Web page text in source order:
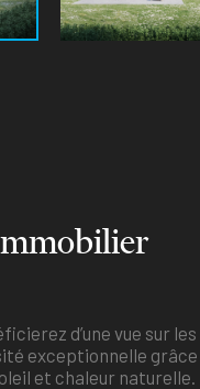
d’une vue sur
exceptionnelle
et chaleur naturelle.